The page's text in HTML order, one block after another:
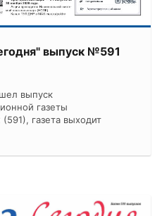
выпуск №591
выпуск
газеты
газета выходит